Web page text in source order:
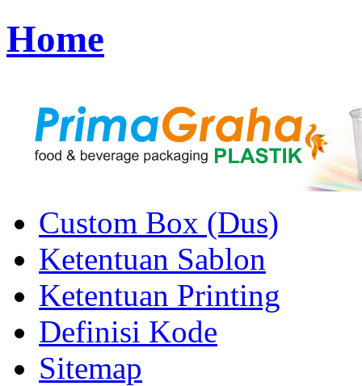
Home
Custom Box (Dus)
Ketentuan Sablon
Ketentuan Printing
Definisi Kode
Sitemap